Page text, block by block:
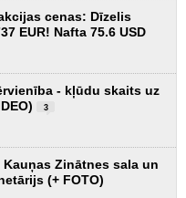
cenas: Dīzelis
EUR! Nafta 75.6 USD
- kļūdu skaits uz
3
Zinātnes sala un
(+ FOTO)